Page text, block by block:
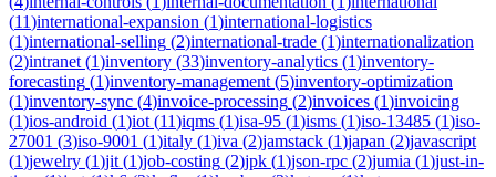
(11)international-expansion (1)international-logistics
(1)international-selling (2)international-trade (1)internationalization
(2)intranet (1)inventory (33)inventory-analytics (1)inventory-
forecasting (1)inventory-management (5)inventory-optimization
(1)inventory-sync (4)invoice-processing (2)invoices (1)invoicing
(1)ios-android (1)iot (11)iqms (1)isa-95 (1)isms (1)iso-13485 (1)iso-
27001 (3)iso-9001 (1)italy (1)iva (2)jamstack (1)japan (2)javascript
(1)jewelry (1)jit (1)job-costing (2)jpk (1)json-rpc (2)jumia (1)just-in-